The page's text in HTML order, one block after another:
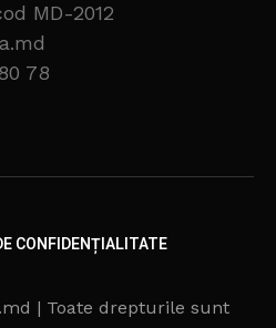
MD-2012
78
CONFIDENȚIALITATE
| Toate drepturile sunt